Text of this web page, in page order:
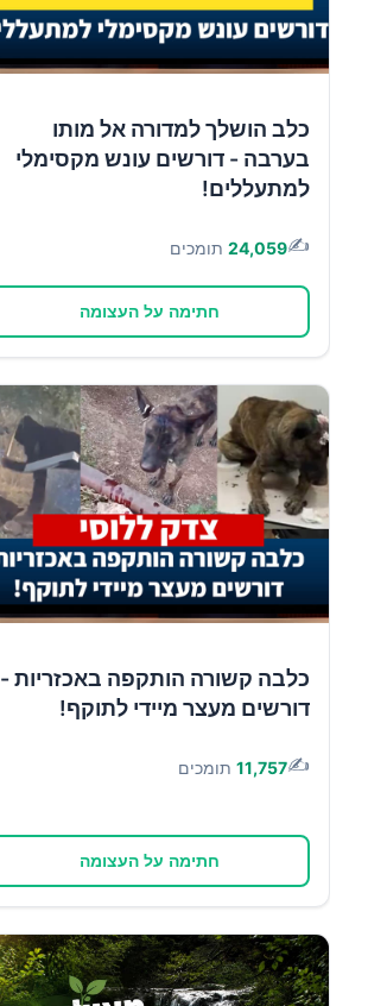
כלב הושלך למדורה אל מותו
בערבה - דורשים עונש מקסימלי
למתעללים!
✍️
24,059 תומכים
חתימה על העצומה
כלבה קשורה הותקפה באכזריות -
דורשים מעצר מיידי לתוקף!
✍️
11,757 תומכים
חתימה על העצומה